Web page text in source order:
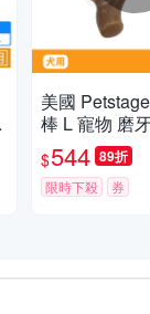
美國
棒 L 寵物 磨
咬 耐咬 防水
全 寵物玩具
$544 89折
限時下殺 券